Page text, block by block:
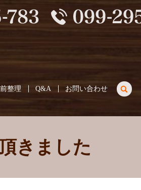
整理 Q&A お問い合わせ search
きました